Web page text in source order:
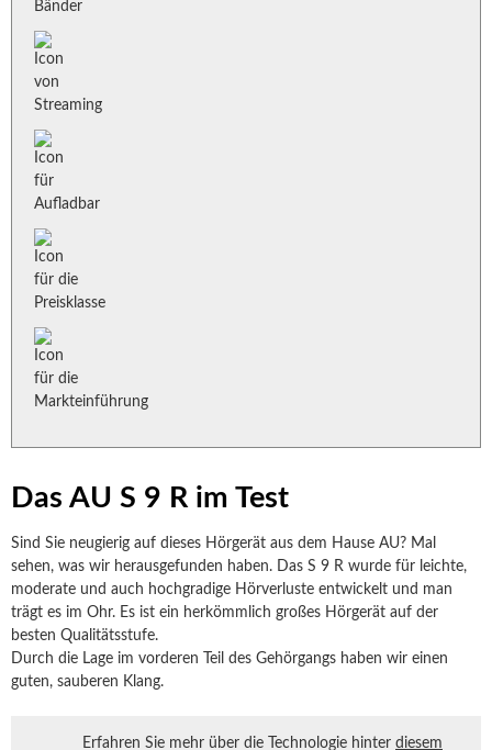
Das AU S 9 R im Test
Sind Sie neugierig auf dieses Hörgerät aus dem Hause AU? Mal
sehen, was wir herausgefunden haben. Das S 9 R wurde für leichte,
moderate und auch hochgradige Hörverluste entwickelt und man
trägt es im Ohr. Es ist ein herkömmlich großes Hörgerät auf der
besten Qualitätsstufe.
Durch die Lage im vorderen Teil des Gehörgangs haben wir einen
guten, sauberen Klang.
Erfahren Sie mehr über die Technologie hinter diesem